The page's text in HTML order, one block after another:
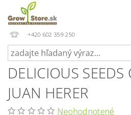
+420 602 359 250
DELICIOUS
JUAN HERER
Neohodnotené